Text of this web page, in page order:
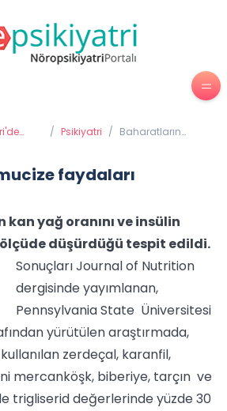
/ Psikiyatri / Baharatların
faydaları
kan yağ oranını ve insülin
düşürdüğü tespit edildi.
Sonuçları Journal of Nutrition
dergisinde yayımlanan,
Pennsylvania State Üniversitesi
yürütülen araştırmada,
zerdeçal, karanfil,
mercanköşk, biberiye, tarçın ve
trigliserid değerlerinde yüzde 30